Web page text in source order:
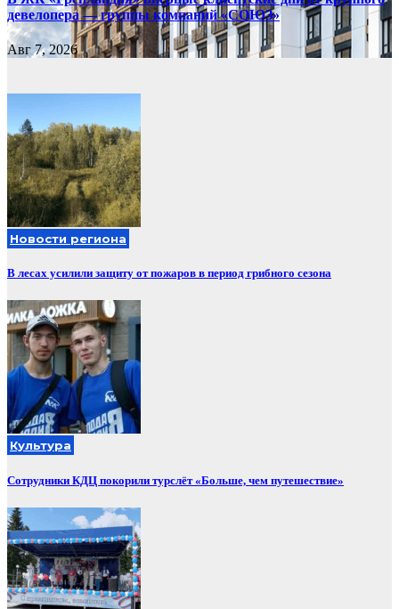
девелопера — группы компаний «СОЮЗ»
Авг 7, 2026
Новости региона
В лесах усилили защиту от пожаров в период грибного сезона
Культура
Сотрудники КДЦ покорили турслёт «Больше, чем путешествие»